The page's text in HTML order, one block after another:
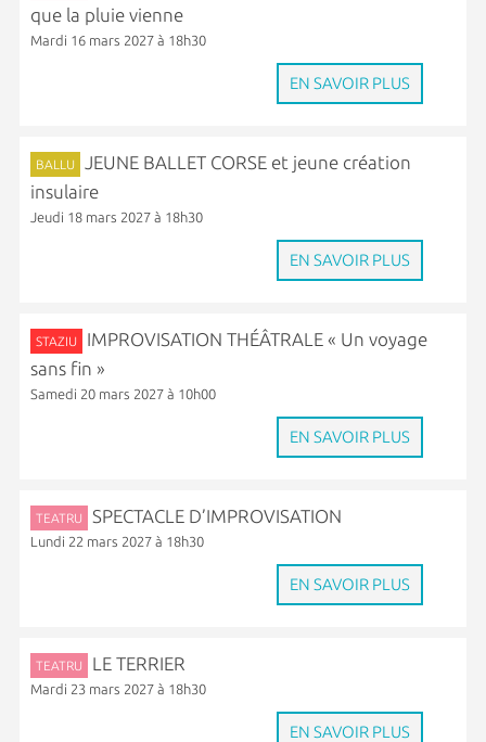
que la pluie vienne
Mardi 16 mars 2027 à 18h30
EN SAVOIR PLUS
BALLU
JEUNE BALLET CORSE et jeune création
insulaire
Jeudi 18 mars 2027 à 18h30
EN SAVOIR PLUS
STAZIU
IMPROVISATION THÉÂTRALE « Un voyage
sans fin »
Samedi 20 mars 2027 à 10h00
EN SAVOIR PLUS
TEATRU SPECTACLE D’IMPROVISATION
Lundi 22 mars 2027 à 18h30
EN SAVOIR PLUS
TEATRU LE TERRIER
Mardi 23 mars 2027 à 18h30
EN SAVOIR PLUS